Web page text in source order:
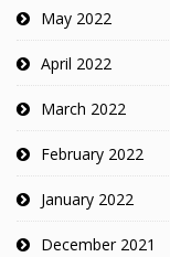
May 2022
April 2022
March 2022
February 2022
January 2022
December 2021